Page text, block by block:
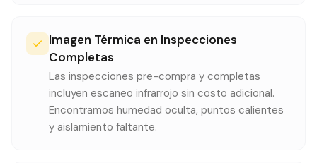
Imagen Térmica en Inspecciones
Completas
Las inspecciones pre-compra y completas
incluyen escaneo infrarrojo sin costo adicional.
Encontramos humedad oculta, puntos calientes
y aislamiento faltante.